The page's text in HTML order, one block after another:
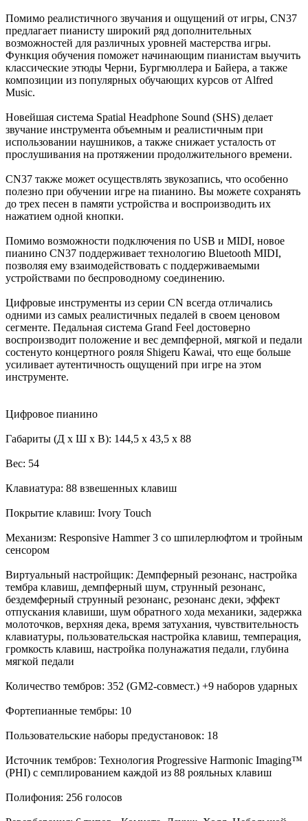
Помимо реалистичного звучания и ощущений от игры, CN37
предлагает пианисту широкий ряд дополнительных
возможностей для различных уровней мастерства игры.
Функция обучения поможет начинающим пианистам выучить
классические этюды Черни, Бургмюллера и Байера, а также
композиции из популярных обучающих курсов от Alfred
Music.
Новейшая система Spatial Headphone Sound (SHS) делает
звучание инструмента объемным и реалистичным при
использовании наушников, а также снижает усталость от
прослушивания на протяжении продолжительного времени.
CN37 также может осуществлять звукозапись, что особенно
полезно при обучении игре на пианино. Вы можете сохранять
до трех песен в памяти устройства и воспроизводить их
нажатием одной кнопки.
Помимо возможности подключения по USB и MIDI, новое
пианино CN37 поддерживает технологию Bluetooth MIDI,
позволяя ему взаимодействовать с поддерживаемыми
устройствами по беспроводному соединению.
Цифровые инструменты из серии CN всегда отличались
одними из самых реалистичных педалей в своем ценовом
сегменте. Педальная система Grand Feel достоверно
воспроизводит положение и вес демпферной, мягкой и педали
состенуто концертного рояля Shigeru Kawai, что еще больше
усиливает аутентичность ощущений при игре на этом
инструменте.
Цифровое пианино
Габариты (Д х Ш х В): 144,5 x 43,5 x 88
Вес: 54
Клавиатура: 88 взвешенных клавиш
Покрытие клавиш: Ivory Touch
Механизм: Responsive Hammer 3 со шпилерлюфтом и тройным
сенсором
Виртуальный настройщик: Демпферный резонанс, настройка
тембра клавиш, демпферный шум, струнный резонанс,
бездемферный струнный резонанс, резонанс деки, эффект
отпускания клавиши, шум обратного хода механики, задержка
молоточков, верхняя дека, время затухания, чувствительность
клавиатуры, пользовательская настройка клавиш, темперация,
громкость клавиш, настройка полунажатия педали, глубина
мягкой педали
Количество тембров: 352 (GM2-совмест.) +9 наборов ударных
Фортепианные тембры: 10
Пользовательские наборы предустановок: 18
Источник тембров: Технология Progressive Harmonic Imaging™
(PHI) с семплированием каждой из 88 рояльных клавиш
Полифония: 256 голосов